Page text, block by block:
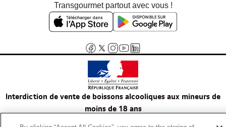
Transgourmet partout avec vous !
Interdiction de vente de boissons alcooliques aux mineurs de
moins de 18 ans